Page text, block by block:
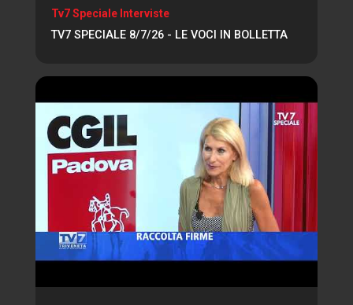
Tv7 Speciale Interviste
TV7 SPECIALE 8/7/26 - LE VOCI IN BOLLETTA